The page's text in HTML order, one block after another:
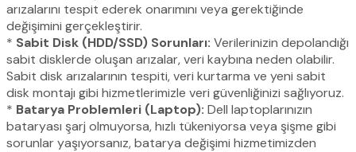
arızalarını tespit ederek onarımını veya gerektiğinde
değişimini gerçekleştirir.
* Sabit Disk (HDD/SSD) Sorunları: Verilerinizin depolandığı
sabit disklerde oluşan arızalar, veri kaybına neden olabilir.
Sabit disk arızalarının tespiti, veri kurtarma ve yeni sabit
disk montajı gibi hizmetlerimizle veri güvenliğinizi sağlıyoruz.
* Batarya Problemleri (Laptop): Dell laptoplarınızın
bataryası şarj olmuyorsa, hızlı tükeniyorsa veya şişme gibi
sorunlar yaşıyorsanız, batarya değişimi hizmetimizden